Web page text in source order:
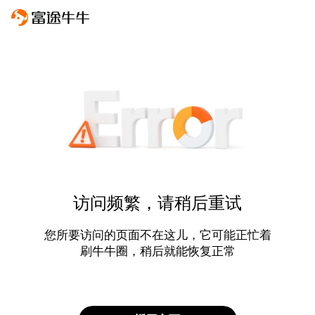
访问频繁，请稍后重试
您所要访问的页面不在这儿，它可能正忙着
刷牛牛圈，稍后就能恢复正常